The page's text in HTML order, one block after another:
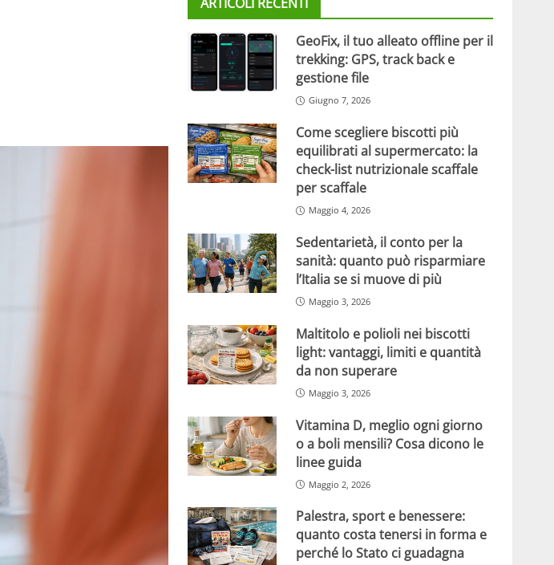
GeoFix, il tuo alleato offline per il
trekking: GPS, track back e
gestione file
Giugno 7, 2026
Come scegliere biscotti più
equilibrati al supermercato: la
check-list nutrizionale scaffale
per scaffale
Maggio 4, 2026
Sedentarietà, il conto per la
sanità: quanto può risparmiare
l’Italia se si muove di più
Maggio 3, 2026
Maltitolo e polioli nei biscotti
light: vantaggi, limiti e quantità
da non superare
Maggio 3, 2026
Vitamina D, meglio ogni giorno
o a boli mensili? Cosa dicono le
linee guida
Maggio 2, 2026
Palestra, sport e benessere:
quanto costa tenersi in forma e
perché lo Stato ci guadagna